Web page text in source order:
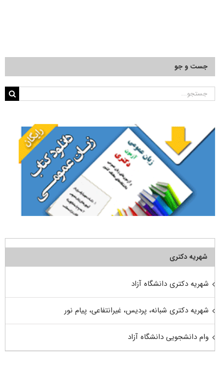
جست و جو
جستجو
شهریه دکتری
شهریه دکتری دانشگاه آزاد
شهریه دکتری شبانه، پردیس، غیرانتفاعی، پیام نور
وام دانشجویی دانشگاه آزاد